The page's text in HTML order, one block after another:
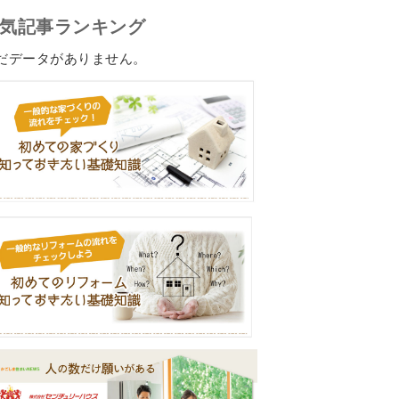
記事ランキング
データがありません。